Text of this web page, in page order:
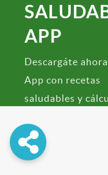
APP
Descargáte
App con recetas
saludables y
Corporal!
Descargar Ahora